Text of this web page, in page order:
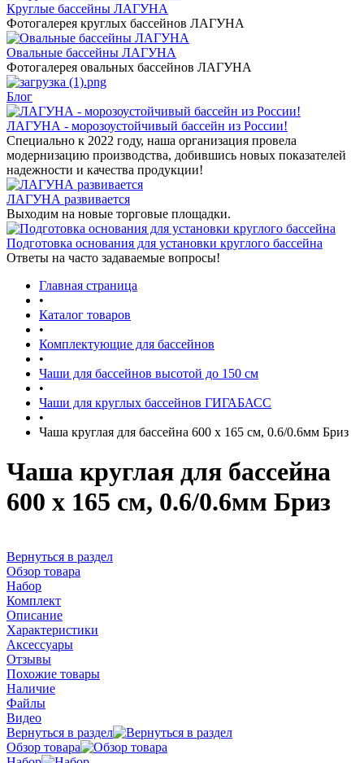
Круглые бассейны ЛАГУНА
Фотогалерея круглых бассейнов ЛАГУНА
Овальные бассейны ЛАГУНА
Фотогалерея овальных бассейнов ЛАГУНА
Блог
ЛАГУНА - морозоустойчивый бассейн из России!
Специально к 2022 году, наша организация провела
модернизацию производства, добившись новых показателей
надежности и качества продукции!
ЛАГУНА развивается
Выходим на новые торговые площадки.
Подготовка основания для установки круглого бассейна
Ответы на часто задаваемые вопросы!
Главная страница
•
Каталог товаров
•
Комплектующие для бассейнов
•
Чаши для бассейнов высотой до 150 см
•
Чаши для круглых бассейнов ГИГАБАСС
•
Чаша круглая для бассейна 600 х 165 см, 0.6/0.6мм Бриз
Чаша круглая для бассейна
600 х 165 см, 0.6/0.6мм Бриз
Вернуться в раздел
Обзор товара
Набор
Комплект
Описание
Характеристики
Аксессуары
Отзывы
Похожие товары
Наличие
Файлы
Видео
Вернуться в раздел
Обзор товара